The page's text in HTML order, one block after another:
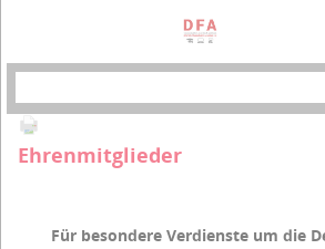
Ehrenmitglieder
Für besondere Verdienste um die